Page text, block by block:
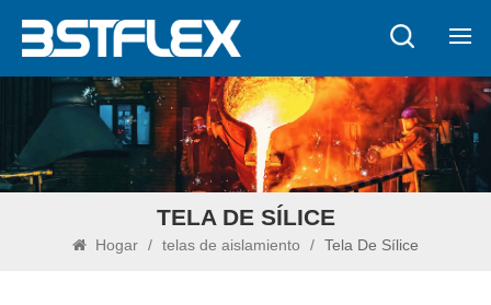
TELA DE SÍLICE
Hogar / telas de aislamiento / Tela De Sílice